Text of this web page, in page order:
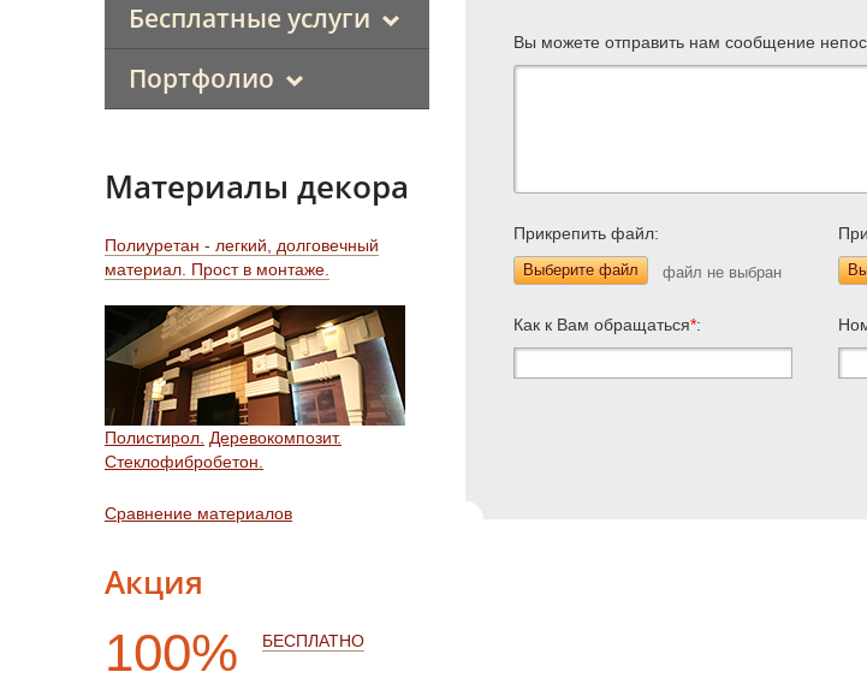
Бесплатные услуги
Портфолио
Материалы декора
Полиуретан - легкий, долговечный
материал. Прост в монтаже.
Полистирол. Деревокомпозит.
Стеклофибробетон.
Сравнение материалов
Акция
100% БЕСПЛАТНО
Вы можете отправить нам сообщение
Прикрепить файл:
Выберите файл
Как к Вам обращаться*: